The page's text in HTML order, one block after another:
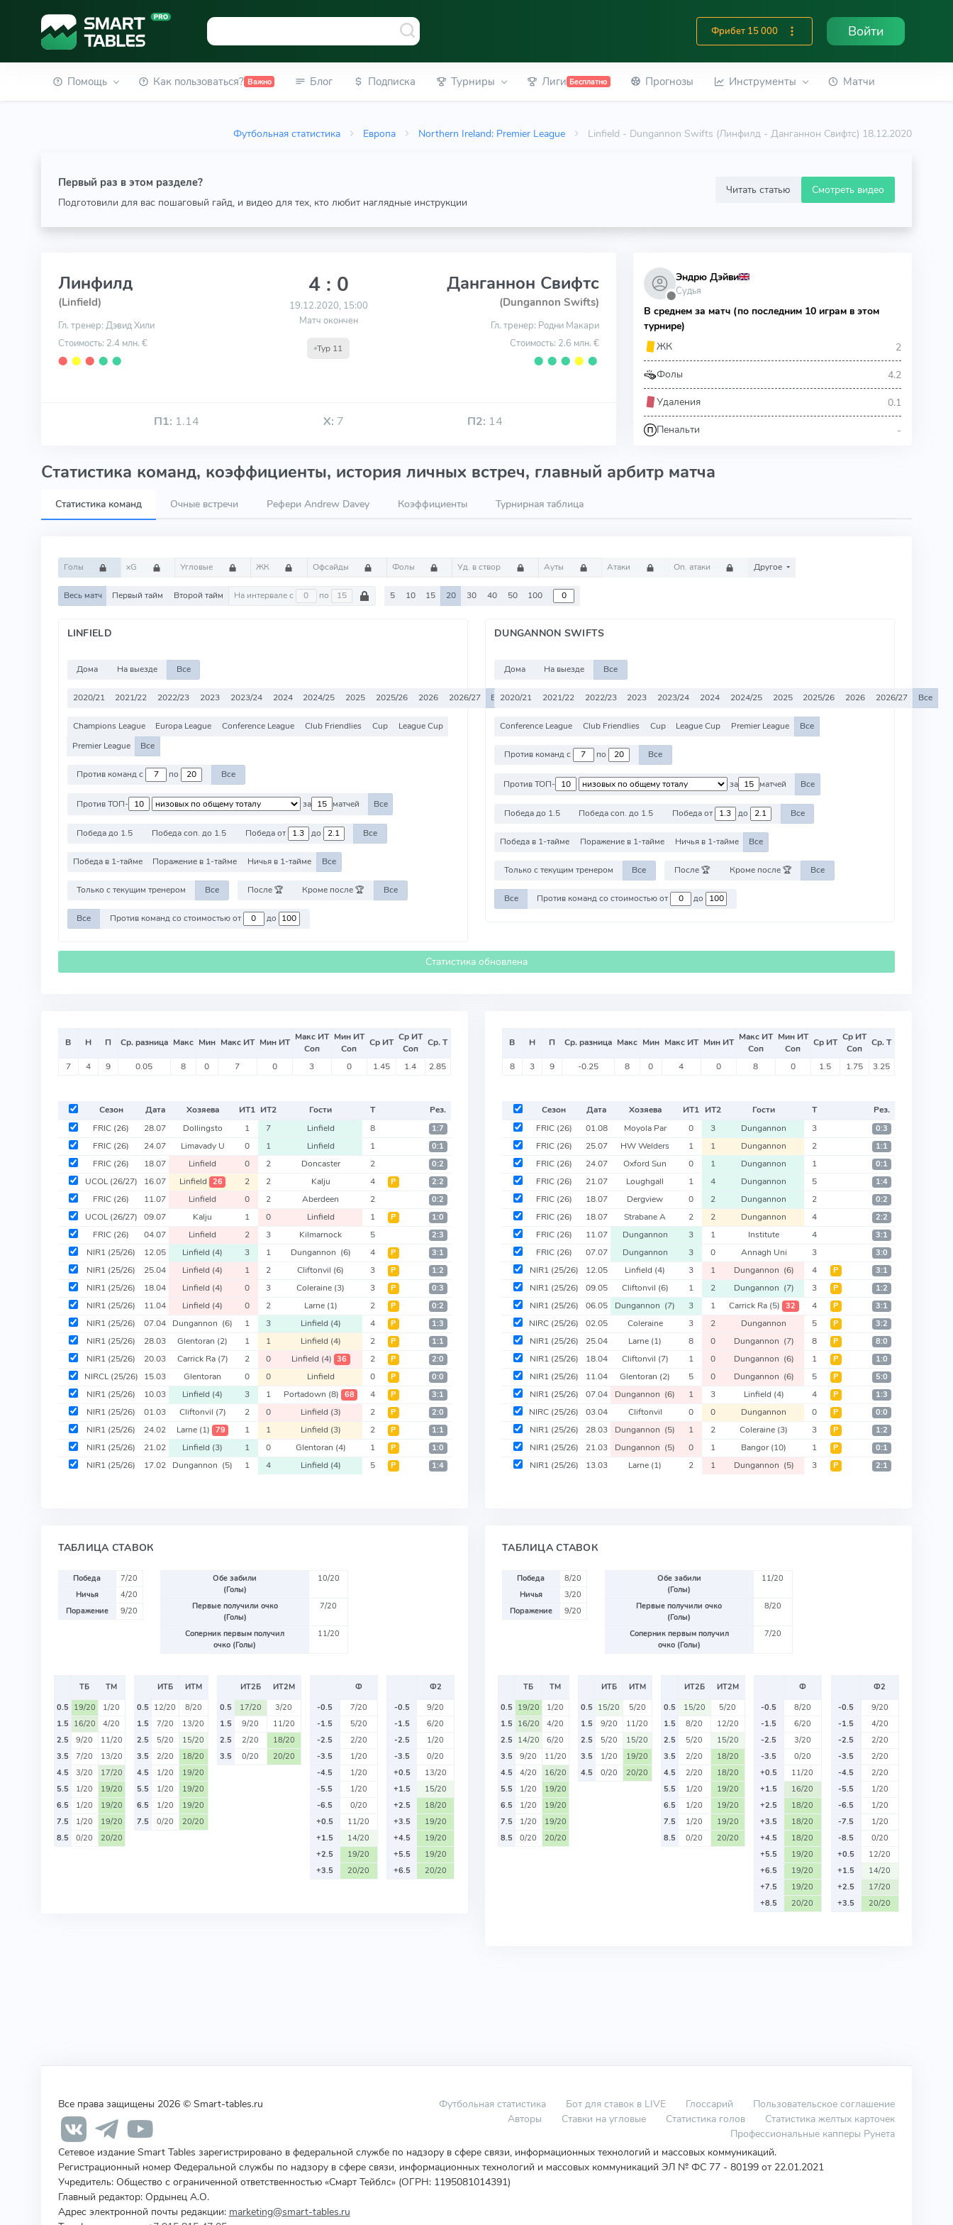
Фрибет 15 000 Войти
Помощь Как пользоваться? Важно Блог Подписка Турниры Лиги Бесплатно Прогнозы Инструменты Матчи
Футбольная статистика Европа Northern Ireland: Premier League Linfield - Dungannon Swifts (Линфилд - Данганнон Свифтс) 18.12.2020
Первый раз в этом разделе?
Подготовили для вас пошаговый гайд, и видео для тех, кто любит наглядные инструкции
Читать статью Смотреть видео
Линфилд
(Linfield)
Гл. тренер: Дэвид Хили
Стоимость: 2.4 млн. €
⬤ ⬤ ⬤ ⬤ ⬤
4 : 0
19.12.2020, 15:00
Матч окончен
Тур 11
Данганнон Свифтс
(Dungannon Swifts)
Гл. тренер: Родни Макари
Стоимость: 2.6 млн. €
⬤ ⬤ ⬤ ⬤ ⬤
П1: 1.14 Х: 7 П2: 14
⬤
Эндрю Дэйви
Судья
В среднем за матч (по последним 10 играм в этом
турнире)
ЖК
2
Фолы 4.2
Удаления 0.1
Пенальти -
Статистика команд, коэффициенты, история личных встреч, главный арбитр матча
Статистика команд Очные встречи Рефери Andrew Davey Коэффициенты Турнирная таблица
Голы xG Угловые ЖК Офсайды Фолы Уд. в створ Ауты Атаки Оп. атаки Другое
Весь матч Первый тайм Второй тайм На интервале с по 5 10 15 20 30 40 50 100
LINFIELD
Дома На выезде Все
2020/21 2021/22 2022/23 2023 2023/24 2024 2024/25 2025 2025/26 2026 2026/27 Все
Champions League Europa League Conference League Club Friendlies Cup
League Cup
Premier League
Все
Против команд с по Все
Против ТОП- за матчей Все
Победа до 1.5 Победа соп. до 1.5 Победа от до Все
Победа в 1-тайме Поражение в 1-тайме Ничья в 1-тайме Все
Только с текущим тренером Все После 🏆 Кроме после 🏆 Все
Все Против команд со стоимостью от до
DUNGANNON SWIFTS
Дома На выезде Все
2020/21 2021/22 2022/23 2023 2023/24 2024 2024/25 2025 2025/26 2026 2026/27 Все
Conference League Club Friendlies Cup League Cup Premier League Все
Против команд с по Все
Против ТОП- за матчей Все
Победа до 1.5 Победа соп. до 1.5 Победа от до Все
Победа в 1-тайме Поражение в 1-тайме Ничья в 1-тайме Все
Только с текущим тренером Все После 🏆 Кроме после 🏆 Все
Все Против команд со стоимостью от до
Статистика обновлена
В Н П Ср. разница Макс Мин Макс ИТ Мин ИТ Макс ИТ
Соп
Мин ИТ
Соп
Ср ИТ Ср ИТ
Соп
Ср. Т
7 4 9 0.05 8 0 7 0 3 0 1.45 1.4 2.85
Сезон Дата Хозяева ИТ1 ИТ2 Гости Т
Рез.
FRIC (26) 28.07 Dollingsto 1 7 Linfield 8 1:7
FRIC (26) 24.07 Limavady U 0 1 Linfield 1 0:1
FRIC (26) 18.07 Linfield 0 2 Doncaster 2 0:2
UCOL(26/27) 16.07 Linfield 26 2 2 Kalju 4 Р 2:2
FRIC (26) 11.07 Linfield 0 2 Aberdeen 2 0:2
UCOL(26/27) 09.07 Kalju 1 0 Linfield 1 Р 1:0
FRIC (26) 04.07 Linfield 2 3 Kilmarnock 5 2:3
NIR1 (25/26) 12.05 Linfield (4) 3 1 Dungannon (6) 4 Р 3:1
NIR1 (25/26) 25.04 Linfield (4) 1 2 Cliftonvil (6) 3 Р 1:2
NIR1 (25/26) 18.04 Linfield (4) 0 3 Coleraine (3) 3 Р 0:3
NIR1 (25/26) 11.04 Linfield (4) 0 2 Larne (1) 2 Р 0:2
NIR1 (25/26) 07.04 Dungannon (6) 1 3 Linfield (4) 4 Р 1:3
NIR1 (25/26) 28.03 Glentoran (2) 1 1 Linfield (4) 2 Р 1:1
NIR1 (25/26) 20.03 Carrick Ra (7) 2 0 Linfield (4) 36 2 Р 2:0
NIRCL(25/26) 15.03 Glentoran 0 0 Linfield 0 Р 0:0
NIR1 (25/26) 10.03 Linfield (4) 3 1 Portadown (8) 68 4 Р 3:1
NIR1 (25/26) 01.03 Cliftonvil (7) 2 0 Linfield (3) 2 Р 2:0
NIR1 (25/26) 24.02 Larne (1) 79 1 1 Linfield (3) 2 Р 1:1
NIR1 (25/26) 21.02 Linfield (3) 1 0 Glentoran (4) 1 Р 1:0
NIR1 (25/26) 17.02 Dungannon (5) 1 4 Linfield (4) 5 Р 1:4
ТАБЛИЦА СТАВОК
Победа
7/20
Ничья
4/20
Поражение
9/20
Обе забили
(Голы)
10/20
Первые получили очко
(Голы)
7/20
Соперник первым получил
очко (Голы)
11/20
ТБ
ТМ
0.5 19/20
1/20
1.5 16/20
4/20
2.5
9/20
11/20
3.5
7/20
13/20
4.5
3/20
17/20
5.5
1/20
19/20
6.5
1/20
19/20
7.5
1/20
19/20
8.5
0/20 20/20
ИТБ
ИТМ
0.5 12/20
8/20
1.5
7/20
13/20
2.5
5/20
15/20
3.5
2/20
18/20
4.5
1/20
19/20
5.5
1/20
19/20
6.5
1/20
19/20
7.5
0/20 20/20
ИТ2Б
ИТ2М
0.5
17/20
3/20
1.5
9/20
11/20
2.5
2/20
18/20
3.5
0/20 20/20
Ф
-0.5
7/20
-1.5
5/20
-2.5
2/20
-3.5
1/20
-4.5
1/20
-5.5
1/20
-6.5
0/20
+0.5
11/20
+1.5
14/20
+2.5
19/20
+3.5
20/20
Ф2
-0.5
9/20
-1.5
6/20
-2.5
1/20
-3.5
0/20
+0.5
13/20
+1.5
15/20
+2.5
18/20
+3.5
19/20
+4.5
19/20
+5.5
19/20
+6.5
20/20
В Н П Ср. разница Макс Мин Макс ИТ Мин ИТ Макс ИТ
Соп
Мин ИТ
Соп
Ср ИТ Ср ИТ
Соп
Ср. Т
8 3 9 -0.25 8 0 4 0 8 0 1.5 1.75 3.25
Сезон Дата Хозяева ИТ1 ИТ2 Гости Т
Рез.
FRIC (26) 01.08 Moyola Par 0 3 Dungannon 3 0:3
FRIC (26) 25.07 HW Welders 1 1 Dungannon 2 1:1
FRIC (26) 24.07 Oxford Sun 0 1 Dungannon 1 0:1
FRIC (26) 21.07 Loughgall 1 4 Dungannon 5 1:4
FRIC (26) 18.07 Dergview 0 2 Dungannon 2 0:2
FRIC (26) 18.07 Strabane A 2 2 Dungannon 4 2:2
FRIC (26) 11.07 Dungannon 3 1 Institute 4 3:1
FRIC (26) 07.07 Dungannon 3 0 Annagh Uni 3 3:0
NIR1 (25/26) 12.05 Linfield (4) 3 1 Dungannon (6) 4 Р 3:1
NIR1 (25/26) 09.05 Cliftonvil (6) 1 2 Dungannon (7) 3 Р 1:2
NIR1 (25/26) 06.05 Dungannon (7) 3 1 Carrick Ra (5) 32 4 Р 3:1
NIRC (25/26) 02.05 Coleraine 3 2 Dungannon 5 Р 3:2
NIR1 (25/26) 25.04 Larne (1) 8 0 Dungannon (7) 8 Р 8:0
NIR1 (25/26) 18.04 Cliftonvil (7) 1 0 Dungannon (6) 1 Р 1:0
NIR1 (25/26) 11.04 Glentoran (2) 5 0 Dungannon (6) 5 Р 5:0
NIR1 (25/26) 07.04 Dungannon (6) 1 3 Linfield (4) 4 Р 1:3
NIRC (25/26) 03.04 Cliftonvil 0 0 Dungannon 0 Р 0:0
NIR1 (25/26) 28.03 Dungannon (5) 1 2 Coleraine (3) 3 Р 1:2
NIR1 (25/26) 21.03 Dungannon (5) 0 1 Bangor(10) 1 Р 0:1
NIR1 (25/26) 13.03 Larne (1) 2 1 Dungannon (5) 3 Р 2:1
ТАБЛИЦА СТАВОК
Победа
8/20
Ничья
3/20
Поражение
9/20
Обе забили
(Голы)
11/20
Первые получили очко
(Голы)
8/20
Соперник первым получил
очко (Голы)
7/20
ТБ
ТМ
0.5 19/20
1/20
1.5 16/20
4/20
2.5 14/20
6/20
3.5
9/20
11/20
4.5
4/20
16/20
5.5
1/20
19/20
6.5
1/20
19/20
7.5
1/20
19/20
8.5
0/20 20/20
ИТБ
ИТМ
0.5 15/20
5/20
1.5
9/20
11/20
2.5
5/20
15/20
3.5
1/20
19/20
4.5
0/20 20/20
ИТ2Б
ИТ2М
0.5
15/20
5/20
1.5
8/20
12/20
2.5
5/20
15/20
3.5
2/20
18/20
4.5
2/20
18/20
5.5
1/20
19/20
6.5
1/20
19/20
7.5
1/20
19/20
8.5
0/20 20/20
Ф
-0.5
8/20
-1.5
6/20
-2.5
3/20
-3.5
0/20
+0.5
11/20
+1.5
16/20
+2.5
18/20
+3.5
18/20
+4.5
18/20
+5.5
19/20
+6.5
19/20
+7.5
19/20
+8.5
20/20
Ф2
-0.5
9/20
-1.5
4/20
-2.5
2/20
-3.5
2/20
-4.5
2/20
-5.5
1/20
-6.5
1/20
-7.5
1/20
-8.5
0/20
+0.5
12/20
+1.5
14/20
+2.5
17/20
+3.5
20/20
Все права защищены 2026 © Smart-tables.ru Футбольная статистика Бот для ставок в LIVE Глоссарий
Пользовательское соглашение
Авторы
Ставки на угловые Статистика голов
Статистика желтых карточек
Профессиональные капперы Рунета
Сетевое издание Smart Tables зарегистрировано в федеральной службе по надзору в сфере связи, информационных технологий и массовых коммуникаций.
Регистрационный номер Федеральной службы по надзору в сфере связи, информационных технологий и массовых коммуникаций ЭЛ № ФС 77 - 80199 от 22.01.2021
Учредитель: Общество с ограниченной ответственностью «Смарт Тейблс» (ОГРН: 1195081014391)
Главный редактор: Ордынец А.О.
Адрес электронной почты редакции: marketing@smart-tables.ru